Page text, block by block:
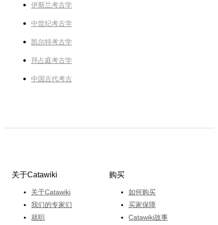
伊斯兰考古学
中世纪考古学
凯尔特考古学
拜占庭考古学
中国古代考古
关于Catawiki
关于Catawiki
我们的专家们
就职
购买
如何购买
买家保障
Catawiki故事